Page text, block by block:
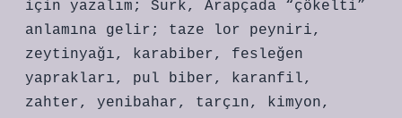
için yazalım; Surk, Arapçada “çökelti”
anlamına gelir; taze lor peyniri,
zeytinyağı, karabiber, fesleğen
yaprakları, pul biber, karanfil,
zahter, yenibahar, tarçın, kimyon,